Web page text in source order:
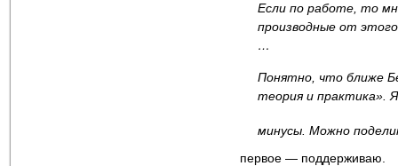
Если по работе, то
производные от
…
Понятно, что ближе
теория и практика».
минусы. Можно
первое — поддерживаю.